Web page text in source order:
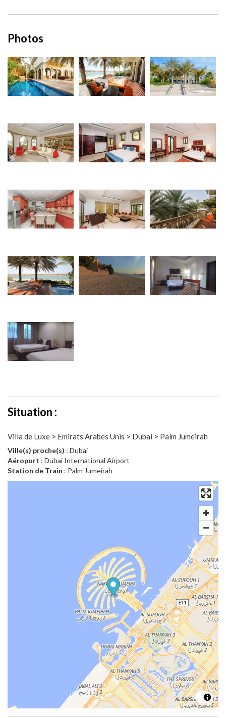
Photos
Situation :
Villa de Luxe > Emirats Arabes Unis > Dubai > Palm Jumeirah
Ville(s) proche(s) : Dubai
Aéroport : Dubai International Airport
Station de Train : Palm Jumeirah